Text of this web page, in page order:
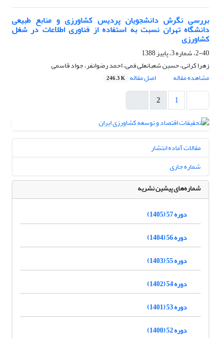
بررسی نگرش دانشجویان پردیس کشاورزی و منابع طبیعی
دانشگاه تهران نسبت به استفاده از فناوری اطلاعات در شغل
کشاورزی
2-40، شماره 3، پاییز 1388
زهرا کرانی، حسین شعبانعلی فمی، احمد رضوانفر، جواد قاسمی
مشاهده مقاله
اصل مقاله 246.3 K
1
2
مقالات آماده انتشار
شماره جاری
شماره‌های پیشین نشریه
دوره 57 (1405)
دوره 56 (1404)
دوره 55 (1403)
دوره 54 (1402)
دوره 53 (1401)
دوره 52 (1400)